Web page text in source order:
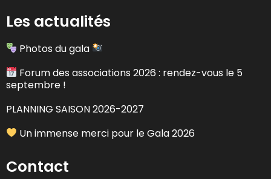
Les actualités
Photos du gala
Forum des associations 2026 : rendez-vous le 5
septembre !
PLANNING SAISON 2026-2027
Un immense merci pour le Gala 2026
Contact